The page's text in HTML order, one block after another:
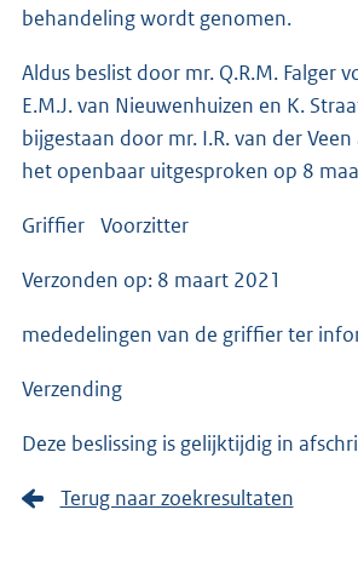
behandeling wordt genomen.
Aldus beslist door mr. Q.R.M. Falger
E.M.J. van Nieuwenhuizen en K.
bijgestaan door mr. I.R. van der
het openbaar uitgesproken op 8
Griffier Voorzitter
Verzonden op: 8 maart 2021
mededelingen van de griffier ter
Verzending
Deze beslissing is gelijktijdig in
Terug naar zoekresultaten